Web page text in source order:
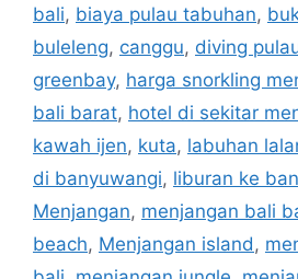
bali, biaya pulau tabuhan,
buleleng, canggu, diving
greenbay, harga snorkling
bali barat, hotel di sekitar
kawah ijen, kuta, labuhan
di banyuwangi, liburan ke
Menjangan, menjangan bali
beach, Menjangan island,